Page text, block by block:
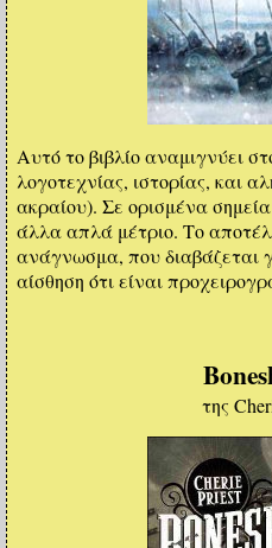
Αυτό το βιβλίο αναμιγνύει
λογοτεχνίας, ιστορίας, και
ακραίου). Σε ορισμένα
άλλα απλά μέτριο. Το
ανάγνωσμα, που διαβάζεται
αίσθηση ότι είναι
της